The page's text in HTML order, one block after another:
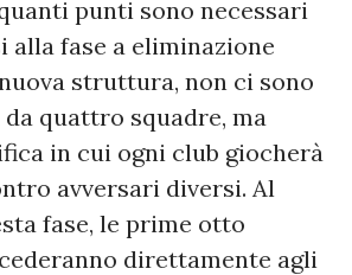
punti sono necessari
alla fase a eliminazione
struttura, non ci sono
quattro squadre, ma
in cui ogni club giocherà
avversari diversi. Al
fase, le prime otto
direttamente agli